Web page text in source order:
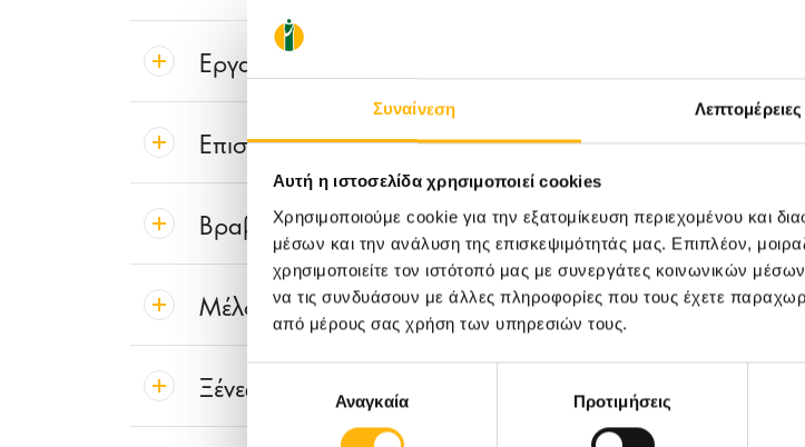
Συναίνεση Λεπτομέρειες
Αυτή η ιστοσελίδα χρησιμοποιεί cookies
Χρησιμοποιούμε cookie για την εξατομίκευση περιεχομένου και
μέσων και την ανάλυση της επισκεψιμότητάς μας. Επιπλέον,
χρησιμοποιείτε τον ιστότοπό μας με συνεργάτες κοινωνικών
να τις συνδυάσουν με άλλες πληροφορίες που τους έχετε
από μέρους σας χρήση των υπηρεσιών τους.
συγκατάθεσηςΑναγκαία Προτιμήσεις
Εργασιακή Εμπειρία
Επιστημονικές Δημοσιεύσεις
Βραβεία – Διακρίσεις
Μέλος Εταιρειών
Ξένες Γλώσσες